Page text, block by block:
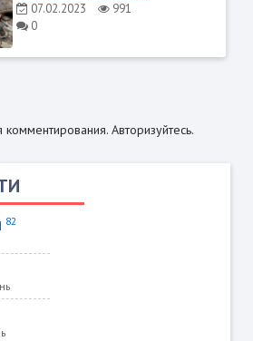
82
07.02.2023
991
0
Авторизуйтесь.